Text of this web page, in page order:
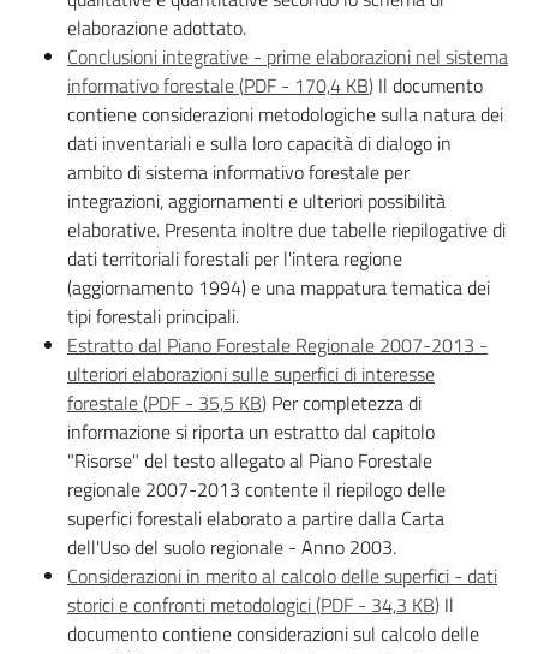
elaborazione adottato.
Conclusioni integrative - prime elaborazioni nel sistema
informativo forestale(PDF - 170,4 KB) Il documento
contiene considerazioni metodologiche sulla natura dei
dati inventariali e sulla loro capacità di dialogo in
ambito di sistema informativo forestale per
integrazioni, aggiornamenti e ulteriori possibilità
elaborative. Presenta inoltre due tabelle riepilogative di
dati territoriali forestali per l'intera regione
(aggiornamento 1994) e una mappatura tematica dei
tipi forestali principali.
Estratto dal Piano Forestale Regionale 2007-2013 -
ulteriori elaborazioni sulle superfici di interesse
forestale(PDF - 35,5 KB) Per completezza di
informazione si riporta un estratto dal capitolo
"Risorse" del testo allegato al Piano Forestale
regionale 2007-2013 contente il riepilogo delle
superfici forestali elaborato a partire dalla Carta
dell'Uso del suolo regionale - Anno 2003.
Considerazioni in merito al calcolo delle superfici - dati
storici e confronti metodologici(PDF - 34,3 KB) Il
documento contiene considerazioni sul calcolo delle